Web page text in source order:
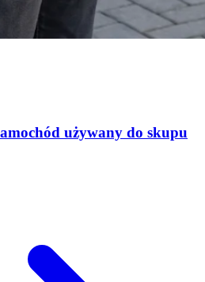
używany do skupu